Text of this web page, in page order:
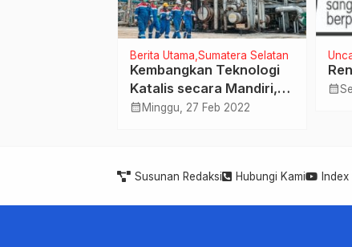
Berita Utama Sumatera Selatan
Kembangkan Teknologi
Katalis secara Mandiri,
Pertamina Tingkatkan
calendar_month Minggu, 27 Feb 2022
calendar_month
Susunan Redaksi Hubungi Kami